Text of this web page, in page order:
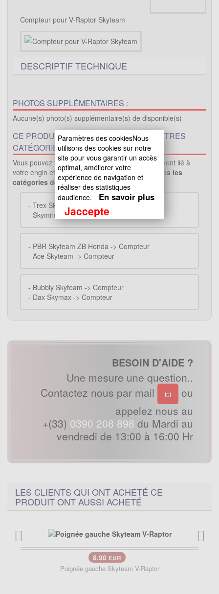
Compteur pour V-Raptor Skyteam
DESCRIPTIF TECHNIQUE
PHOTOS SUPPLÉMENTAIRES :
Aucune(s) photo(s) supplémentaire(s) de disponible(s)
CE PRODUIT EST PROPOSÉ DANS D'AUTRES
CATÉGORIES
Vous pouvez trouver ici le même produit directement lié à
votre engin et vérifier la compatibiliter..(
Voir toutes les
catégories de ce produit..)
- Trex Skyteam -> Compteur
- Skymini Monkey - Gorilla -> Compteur
- PBR Skyteam ZB Honda -> Compteur
- Ace Skyteam -> Compteur
- Bubbly Skyteam -> Compteur
- Dax Skymax -> Compteur
BESOIN D'AIDE ?
Une mesure une question..
Contactez nous par mail
ici
ou
appelez nous au
+(33) 0390 208 898 du Mardi au
vendredi de 13:00 à 16:00 Hr
LES CLIENTS QUI ONT ACHETÉ CE
PRODUIT ONT AUSSI ACHETÉ
8.90 EUR
Poignée gauche Skyteam V-Raptor
Paramètres des cookiesNous
utilisons des cookies sur notre
site pour vous garantir un accès
optimal, améliorer votre
expérience de navigation et
réaliser des statistiques
daudience.
En savoir plus
Jaccepte